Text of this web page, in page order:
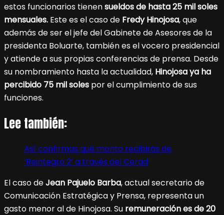
estos funcionarios tienensueldos de hasta 25 mil soles
mensuales. Este es el caso de Fredy Hinojosa, que
además de ser el jefe del Gabinete de Asesores de la
presidenta Boluarte, también es el vocero presidencial
y atiende a sus propias conferencias de prensa. Desde
su nombramiento hasta la actualidad, Hinojosa ya ha
percibido 75 mil soles por el cumplimiento de sus
funciones.
Lee también:
Así confirmas qué monto recibirás de
‘Reintegro 2’ a través del Cerad
El caso deJean Pajuelo Barba, actual secretario de
Comunicación Estratégica y Prensa, representa un
gasto menor al de Hinojosa. Su remuneración es de 20